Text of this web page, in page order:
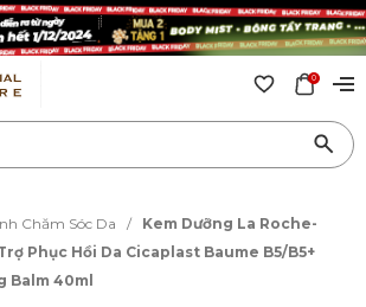
0
Chăm Sóc Da /
Kem Dưỡng La Roche-
Phục Hồi Da Cicaplast Baume B5/B5+
Balm 40ml